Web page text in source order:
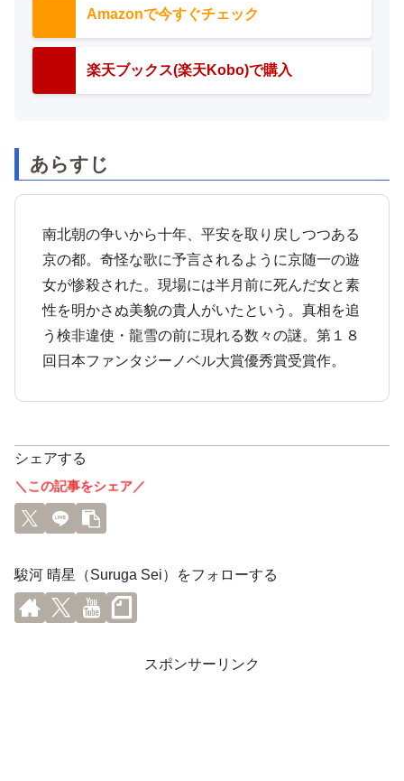
Amazonで今すぐチェック
楽天ブックス(楽天Kobo)で購入
あらすじ
南北朝の争いから十年、平安を取り戻しつつある
京の都。奇怪な歌に予言されるように京随一の遊
女が惨殺された。現場には半月前に死んだ女と素
性を明かさぬ美貌の貴人がいたという。真相を追
う検非違使・龍雪の前に現れる数々の謎。第１８
回日本ファンタジーノベル大賞優秀賞受賞作。
シェアする
＼この記事をシェア／
駿河 晴星（Suruga Sei）をフォローする
スポンサーリンク